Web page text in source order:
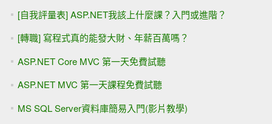
[自我評量表] ASP.NET我該上什麼課？入門或進階？
[轉職] 寫程式真的能發大財、年薪百萬嗎？
ASP.NET Core MVC 第一天免費試聽
ASP.NET MVC 第一天課程免費試聽
MS SQL Server資料庫簡易入門(影片教學)